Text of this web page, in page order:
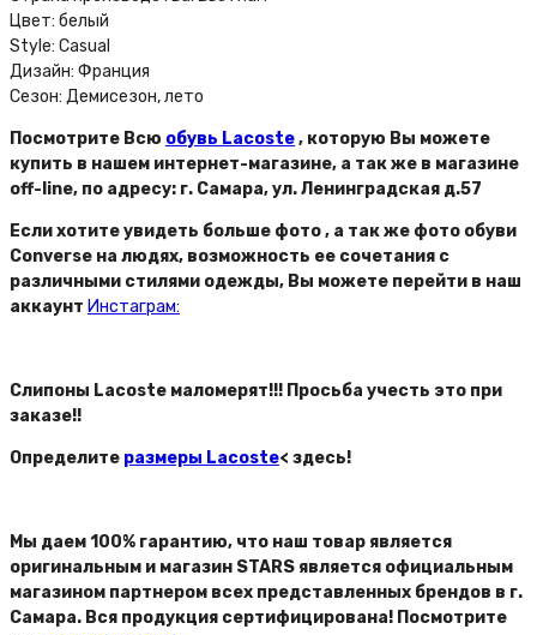
Цвет: белый
Style: Casual
Дизайн: Франция
Сезон: Демисезон, лето
Посмотрите Всю обувь Lacoste, которую Вы можете
купить в нашем интернет-магазине, а так же в магазине
off-line, по адресу: г. Самара, ул. Ленинградская д.57
Если хотите увидеть больше фото , а так же фото обуви
Converse на людях, возможность ее сочетания с
различными стилями одежды, Вы можете перейти в наш
аккаунт Инстаграм:
Слипоны Lacoste маломерят!!! Просьба учесть это при
заказе!!
Определите размеры Lacoste< здесь!
Мы даем 100% гарантию, что наш товар является
оригинальным и магазин STARS является официальным
магазином партнером всех представленных брендов в г.
Самара. Вся продукция сертифицирована! Посмотрите